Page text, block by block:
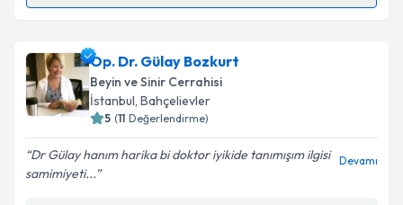
için bir takvim hazırlandığında e-posta ile
bilgilendireceğiz.
E-posta Adresiniz
Op. Dr. Gülay Bozkurt
Beyin ve Sinir Cerrahisi
İstanbul, Bahçelievler
5 (11 Değerlendirme)
Dr Gülay hanım harika bi doktor iyikide tanımışım ilgisi
samimiyeti...
Devamı